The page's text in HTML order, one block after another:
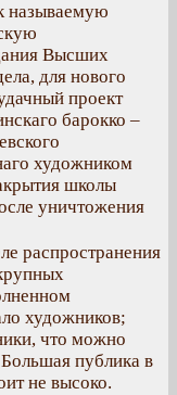
называемую
Высших
для нового
проект
барокко –
художником
школы
уничтожения
распространения
художников;
что можно
публика в
не высоко.